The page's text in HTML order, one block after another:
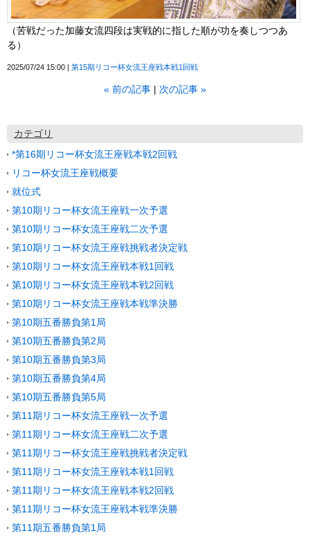
（苦戦だった加藤女流四段は実戦的に指した順が功を奏しつつあ
る）
2025/07/24 15:00 第15期リコー杯女流王座戦本戦1回戦
« 前の記事 次の記事 »
カテゴリ
*第16期リコー杯女流王座戦本戦2回戦
リコー杯女流王座戦概要
就位式
第10期リコー杯女流王座戦一次予選
第10期リコー杯女流王座戦二次予選
第10期リコー杯女流王座戦挑戦者決定戦
第10期リコー杯女流王座戦本戦1回戦
第10期リコー杯女流王座戦本戦2回戦
第10期リコー杯女流王座戦本戦準決勝
第10期五番勝負第1局
第10期五番勝負第2局
第10期五番勝負第3局
第10期五番勝負第4局
第10期五番勝負第5局
第11期リコー杯女流王座戦一次予選
第11期リコー杯女流王座戦二次予選
第11期リコー杯女流王座戦挑戦者決定戦
第11期リコー杯女流王座戦本戦1回戦
第11期リコー杯女流王座戦本戦2回戦
第11期リコー杯女流王座戦本戦準決勝
第11期五番勝負第1局